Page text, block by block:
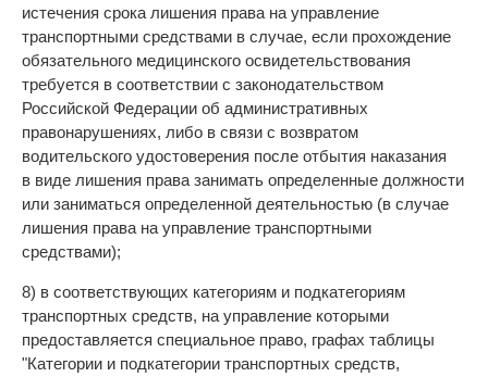
истечения срока лишения права на управление
транспортными средствами в случае, если прохождение
обязательного медицинского освидетельствования
требуется в соответствии с законодательством
Российской Федерации об административных
правонарушениях, либо в связи с возвратом
водительского удостоверения после отбытия наказания
в виде лишения права занимать определенные должности
или заниматься определенной деятельностью (в случае
лишения права на управление транспортными
средствами);
8) в соответствующих категориям и подкатегориям
транспортных средств, на управление которыми
предоставляется специальное право, графах таблицы
"Категории и подкатегории транспортных средств,